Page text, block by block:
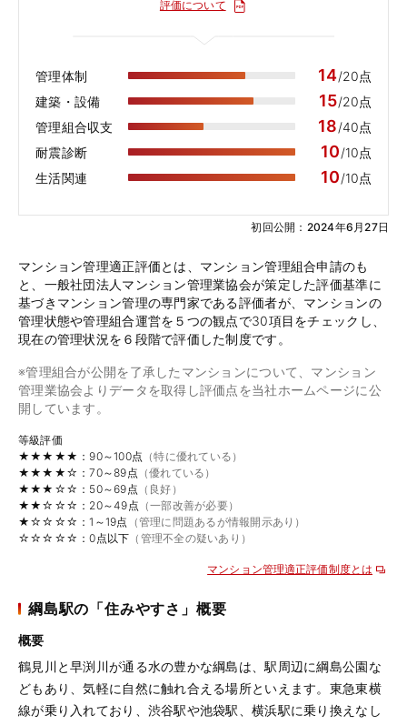
評価について
管理体制 14/20点
建築・設備
15/20点
管理組合収支
18/40点
耐震診断
10/10点
生活関連
10/10点
初回公開：2024年6月27日
マンション管理適正評価とは、マンション管理組合申請のも
と、一般社団法人マンション管理業協会が策定した評価基準に
基づきマンション管理の専門家である評価者が、マンションの
管理状態や管理組合運営を５つの観点で30項目をチェックし、
現在の管理状況を６段階で評価した制度です。
※管理組合が公開を了承したマンションについて、マンション
管理業協会よりデータを取得し評価点を当社ホームページに公
開しています。
等級評価
★★★★★：90～100点 （特に優れている）
★★★★☆：70～89点 （優れている）
★★★☆☆：50～69点 （良好）
★★☆☆☆：20～49点 （一部改善が必要）
★☆☆☆☆：1～19点 （管理に問題あるが情報開示あり）
☆☆☆☆☆：0点以下 （管理不全の疑いあり）
マンション管理適正評価制度とは
綱島駅の「住みやすさ」概要
概要
鶴見川と早渕川が通る水の豊かな綱島は、駅周辺に綱島公園な
どもあり、気軽に自然に触れ合える場所といえます。東急東横
線が乗り入れており、渋谷駅や池袋駅、横浜駅に乗り換えなし